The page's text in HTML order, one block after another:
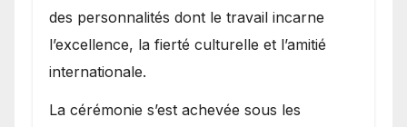
des personnalités dont le travail incarne
l’excellence, la fierté culturelle et l’amitié
internationale.
​La cérémonie s’est achevée sous les